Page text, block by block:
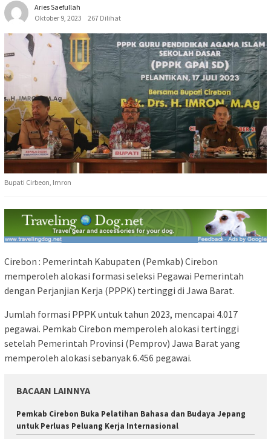
Aries Saefullah
Oktober 9, 2023
267 Dilihat
Bupati Cirbeon, Imron
Cirebon : Pemerintah Kabupaten (Pemkab) Cirebon
memperoleh alokasi formasi seleksi Pegawai Pemerintah
dengan Perjanjian Kerja (PPPK) tertinggi di Jawa Barat.
Jumlah formasi PPPK untuk tahun 2023, mencapai 4.017
pegawai. Pemkab Cirebon memperoleh alokasi tertinggi
setelah Pemerintah Provinsi (Pemprov) Jawa Barat yang
memperoleh alokasi sebanyak 6.456 pegawai.
BACAAN LAINNYA
Pemkab Cirebon Buka Pelatihan Bahasa dan Budaya Jepang
untuk Perluas Peluang Kerja Internasional